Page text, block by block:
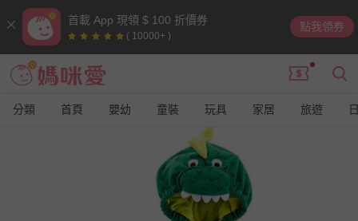
首載 App 現領 $ 100 折價券
( 10000+ )
點我領券
分類 首頁 嬰幼 童裝 玩具 家居 旅遊